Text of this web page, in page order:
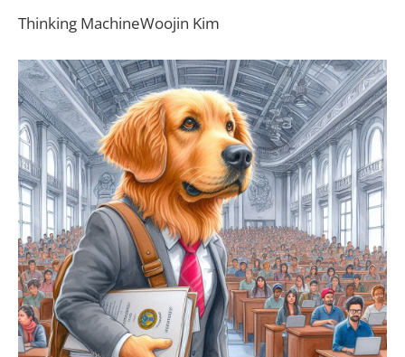
Thinking MachineWoojin Kim